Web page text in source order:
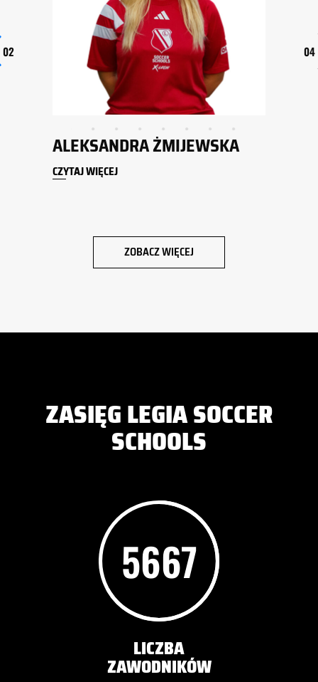
JAKUB SZCZEPAŃCZYK
CZYTAJ WIĘCEJ
05
03
ZOBACZ WIĘCEJ
ZASIĘG LEGIA SOCCER
SCHOOLS
5667
LICZBA
ZAWODNIKÓW